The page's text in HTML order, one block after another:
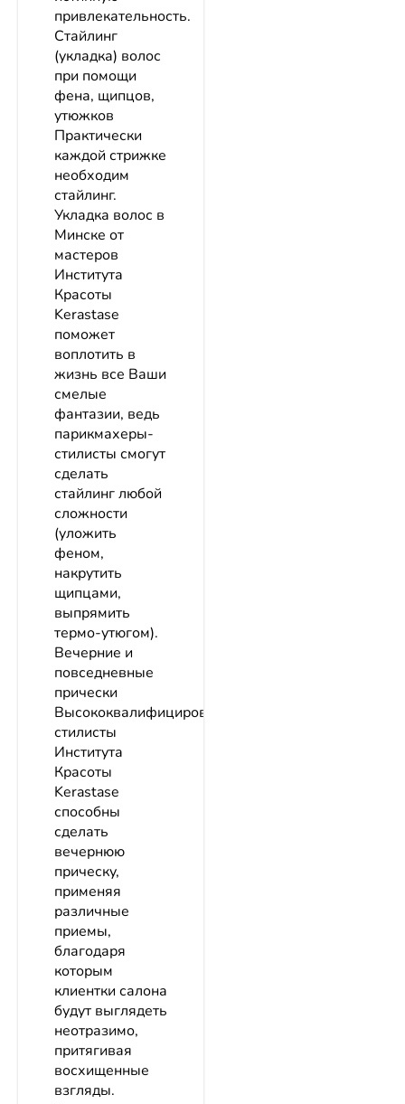
привлекательность.
Стайлинг
(укладка) волос
при помощи
фена, щипцов,
утюжков
Практически
каждой стрижке
необходим
стайлинг.
Укладка волос в
Минске от
мастеров
Института
Красоты
Kerastase
поможет
воплотить в
жизнь все Ваши
смелые
фантазии, ведь
парикмахеры-
стилисты смогут
сделать
стайлинг любой
сложности
(уложить
феном,
накрутить
щипцами,
выпрямить
термо-утюгом).
Вечерние и
повседневные
прически
Высококвалифицированные
стилисты
Института
Красоты
Kerastase
способны
сделать
вечернюю
прическу,
применяя
различные
приемы,
благодаря
которым
клиентки салона
будут выглядеть
неотразимо,
притягивая
восхищенные
взгляды.